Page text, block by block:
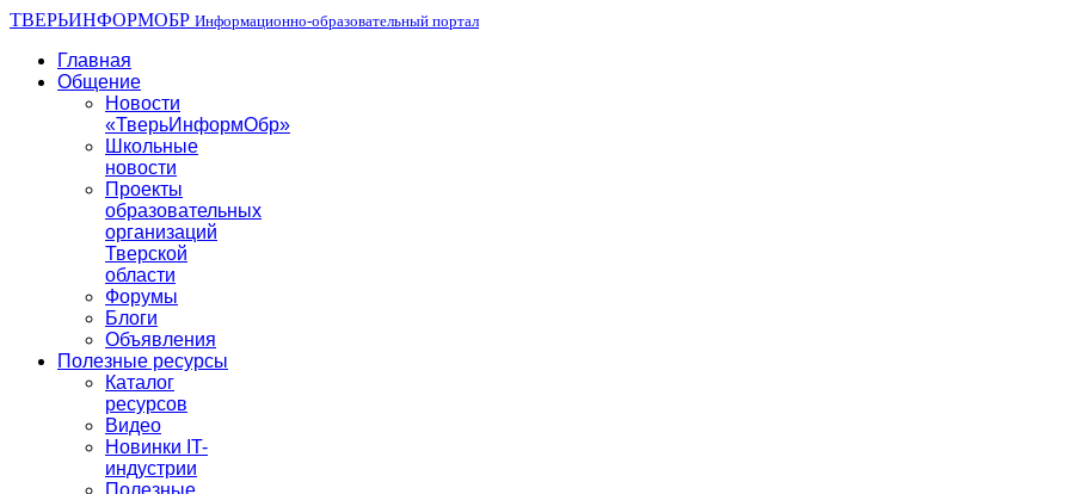
ТВЕРЬИНФОРМОБР Информационно-образовательный портал
Главная
Общение
Новости
«ТверьИнформОбр»
Школьные
новости
Проекты
образовательных
организаций
Тверской
области
Форумы
Блоги
Объявления
Полезные ресурсы
Каталог
ресурсов
Видео
Новинки IT-
индустрии
Полезные